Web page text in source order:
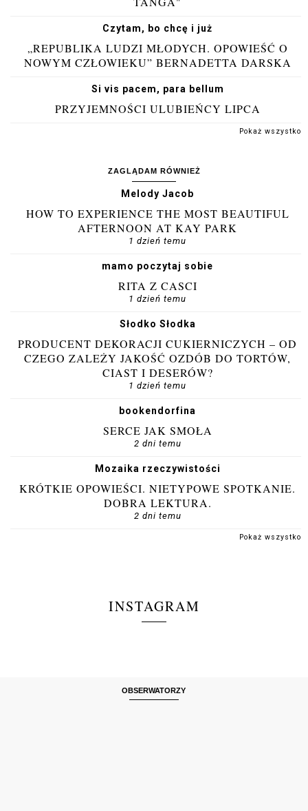
Czytam, bo chcę i już
„REPUBLIKA LUDZI MŁODYCH. OPOWIEŚĆ O
NOWYM CZŁOWIEKU” BERNADETTA DARSKA
Si vis pacem, para bellum
PRZYJEMNOŚCI ULUBIEŃCY LIPCA
Pokaż wszystko
ZAGLĄDAM RÓWNIEŻ
Melody Jacob
HOW TO EXPERIENCE THE MOST BEAUTIFUL
AFTERNOON AT KAY PARK
1 dzień temu
mamo poczytaj sobie
RITA Z CASCI
1 dzień temu
Słodko Słodka
PRODUCENT DEKORACJI CUKIERNICZYCH – OD
CZEGO ZALEŻY JAKOŚĆ OZDÓB DO TORTÓW,
CIAST I DESERÓW?
1 dzień temu
bookendorfina
SERCE JAK SMOŁA
2 dni temu
Mozaika rzeczywistości
KRÓTKIE OPOWIEŚCI. NIETYPOWE SPOTKANIE.
DOBRA LEKTURA.
2 dni temu
Pokaż wszystko
INSTAGRAM
OBSERWATORZY